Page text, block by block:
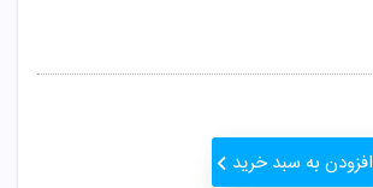
افزودن به سبد خرید